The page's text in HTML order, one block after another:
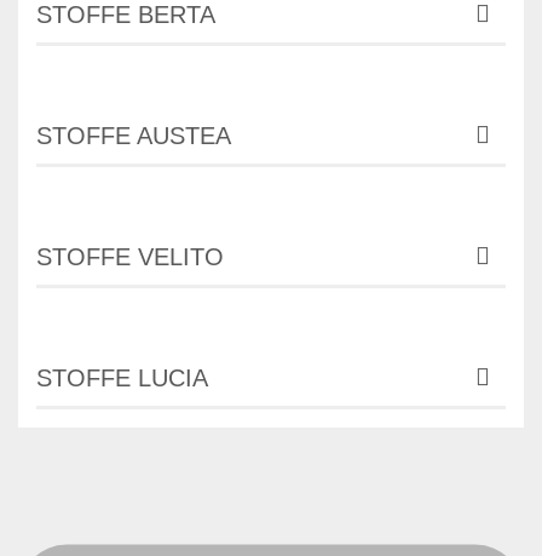
STOFFE BERTA
STOFFE AUSTEA
STOFFE VELITO
STOFFE LUCIA